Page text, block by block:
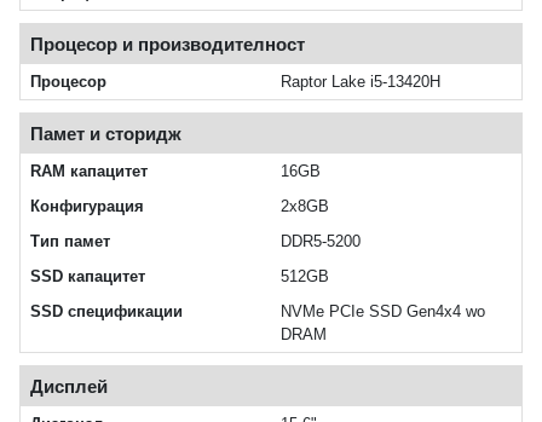
Процесор и производителност
Процесор Raptor Lake i5-13420H
Памет и сторидж
RAM капацитет
16GB
Конфигурация
2x8GB
Тип памет
DDR5-5200
SSD капацитет
512GB
SSD спецификации
NVMe PCIe SSD Gen4x4 wo
DRAM
Дисплей